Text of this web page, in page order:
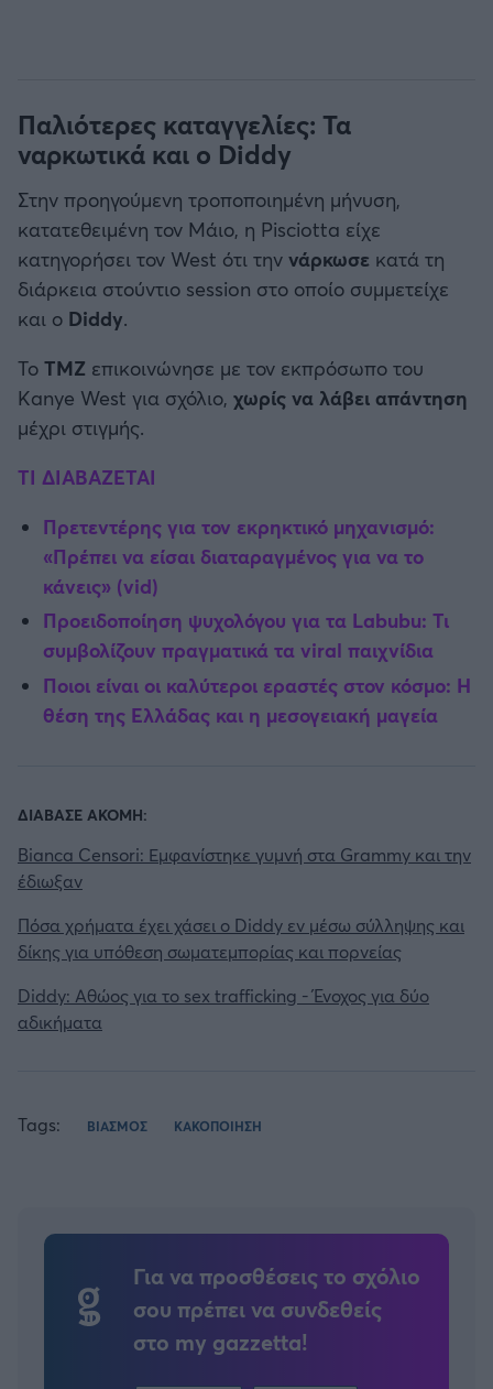
Παλιότερες καταγγελίες: Τα
ναρκωτικά και ο Diddy
Στην προηγούμενη τροποποιημένη μήνυση,
κατατεθειμένη τον Μάιο, η Pisciotta είχε
κατηγορήσει τον West ότι την νάρκωσε κατά τη
διάρκεια στούντιο session στο οποίο συμμετείχε
και ο Diddy.
Το TMZ επικοινώνησε με τον εκπρόσωπο του
Kanye West για σχόλιο, χωρίς να λάβει απάντηση
μέχρι στιγμής.
ΤΙ ΔΙΑΒΑΖΕΤΑΙ
Πρετεντέρης για τον εκρηκτικό μηχανισμό:
«Πρέπει να είσαι διαταραγμένος για να το
κάνεις» (vid)
Προειδοποίηση ψυχολόγου για τα Labubu: Τι
συμβολίζουν πραγματικά τα viral παιχνίδια
Ποιοι είναι οι καλύτεροι εραστές στον κόσμο: Η
θέση της Ελλάδας και η μεσογειακή μαγεία
ΔΙΑΒΑΣΕ ΑΚΟΜΗ:
Bianca Censori: Εμφανίστηκε γυμνή στα Grammy και την
έδιωξαν
Πόσα χρήματα έχει χάσει ο Diddy εν μέσω σύλληψης και
δίκης για υπόθεση σωματεμπορίας και πορνείας
Diddy: Αθώος για το sex trafficking - Ένοχος για δύο
αδικήματα
Tags: ΒΙΑΣΜΟΣ ΚΑΚΟΠΟΙΗΣΗ
Για να προσθέσεις το σχόλιο
σου πρέπει να συνδεθείς
στο my gazzetta!